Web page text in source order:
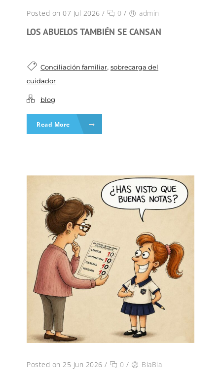
Posted on 07 Jul 2026 / 0 / admin
LOS ABUELOS TAMBIÉN SE CANSAN
Conciliación familiar, sobrecarga del
cuidador
blog
Read More
Posted on 25 Jun 2026 / 0 / BlaBla